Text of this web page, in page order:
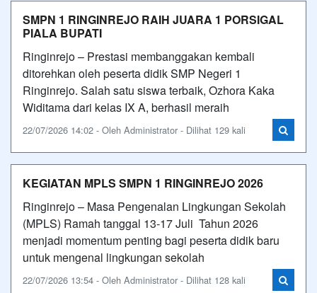
SMPN 1 RINGINREJO RAIH JUARA 1 PORSIGAL
PIALA BUPATI
Ringinrejo – Prestasi membanggakan kembali
ditorehkan oleh peserta didik SMP Negeri 1
Ringinrejo. Salah satu siswa terbaik, Ozhora Kaka
Widitama dari kelas IX A, berhasil meraih
22/07/2026 14:02 - Oleh Administrator - Dilihat 129 kali
KEGIATAN MPLS SMPN 1 RINGINREJO 2026
Ringinrejo – Masa Pengenalan Lingkungan Sekolah
(MPLS) Ramah tanggal 13-17 Juli Tahun 2026
menjadi momentum penting bagi peserta didik baru
untuk mengenal lingkungan sekolah
22/07/2026 13:54 - Oleh Administrator - Dilihat 128 kali